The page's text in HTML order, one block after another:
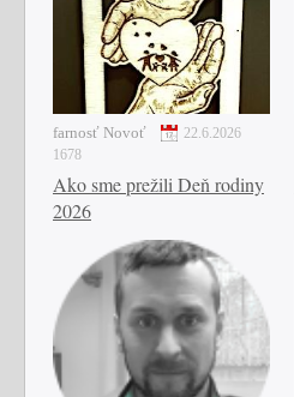
farnosť Novoť
22.6.2026
1678
Ako sme prežili Deň rodiny
2026